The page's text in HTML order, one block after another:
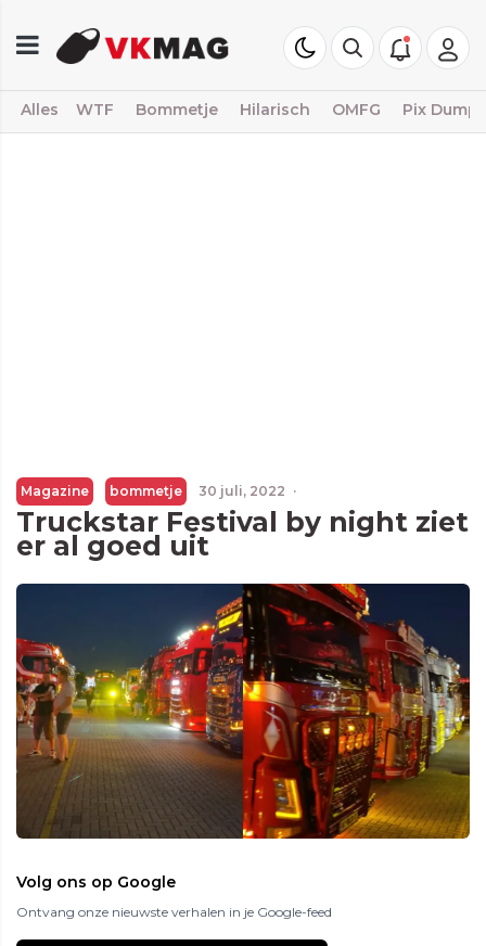
Alles WTF Bommetje Hilarisch OMFG Pix Dump
Magazine bommetje 30 juli, 2022 ·
Truckstar Festival by night ziet
er al goed uit
Volg ons op Google
Ontvang onze nieuwste verhalen in je Google-feed